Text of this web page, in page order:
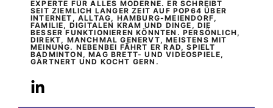
EXPERTE FÜR ALLES MODERNE. ER SCHREIBT
SEIT ZIEMLICH LANGER ZEIT AUF POP64 ÜBER
INTERNET, ALLTAG, HAMBURG-MEIENDORF,
FAMILIE, DIGITALEN KRAM UND DINGE, DIE
BESSER FUNKTIONIEREN KÖNNTEN. PERSÖNLICH,
DIREKT, MANCHMAL GENERVT, MEISTENS MIT
MEINUNG. NEBENBEI FÄHRT ER RAD, SPIELT
BADMINTON, MAG BRETT- UND VIDEOSPIELE,
GÄRTNERT UND KOCHT GERN.